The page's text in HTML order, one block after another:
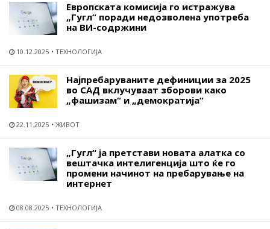
Европската комисија го истражува
„Гугл“ поради недозволена употреба
на ВИ-содржини
10.12.2025 ТЕХНОЛОГИЈА
Најпребаруваните дефиниции за 2025
во САД вклучуваат зборови како
„фашизам“ и „демократија“
22.11.2025 ЖИВОТ
„Гугл“ ја претстави новата алатка со
вештачка интелигенција што ќе го
промени начинот на пребарување на
интернет
08.08.2025 ТЕХНОЛОГИЈА